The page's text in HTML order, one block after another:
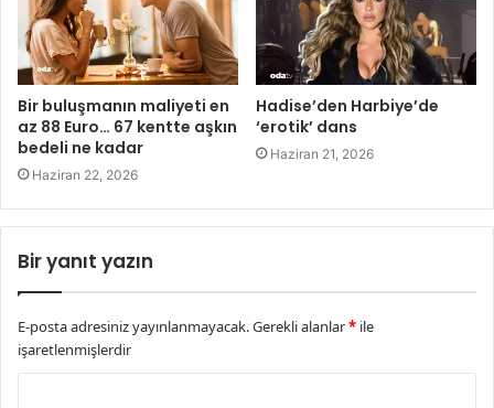
Bir buluşmanın maliyeti en
az 88 Euro… 67 kentte aşkın
bedeli ne kadar
Haziran 22, 2026
Hadise’den Harbiye’de
‘erotik’ dans
Haziran 21, 2026
Bir yanıt yazın
E-posta adresiniz yayınlanmayacak.Gerekli alanlar* ile
işaretlenmişlerdir